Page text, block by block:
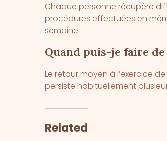
Chaque personne récupère
procédures effectuées en
semaine.
Quand puis-je faire de
Le retour moyen à l’exercice
persiste habituellement
Related